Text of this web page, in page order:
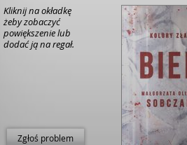
Kliknij na okładkę
żeby zobaczyć
powiększenie lub
dodać ją na regał.
Zgłoś problem